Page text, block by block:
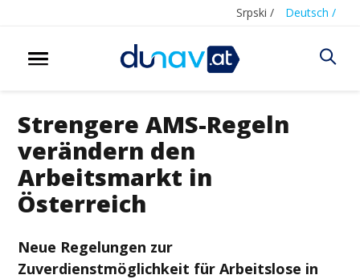
Srpski / Deutsch /
Strengere AMS-Regeln
verändern den
Arbeitsmarkt in
Österreich
Neue Regelungen zur
Zuverdienstmöglichkeit für Arbeitslose in